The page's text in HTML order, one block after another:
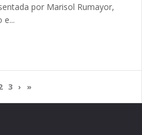
por Marisol Rumayor,
e...
3 › »